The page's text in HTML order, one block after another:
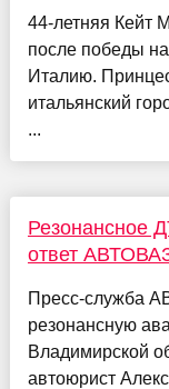
44-летняя Кейт
после победы
Италию.
итальянский
...
Резонансное
ответ
Пресс-служба
резонансную
Владимирской
автоюрист